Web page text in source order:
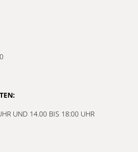
UND 14.00 BIS 18:00 UHR